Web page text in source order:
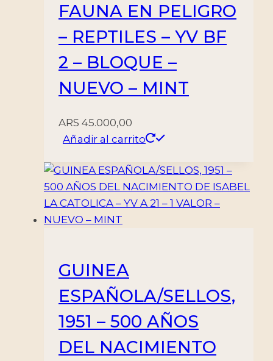
FAUNA EN PELIGRO
– REPTILES – YV BF
2 – BLOQUE –
NUEVO – MINT
ARS 45.000,00
Añadir al carrito
GUINEA
ESPAÑOLA/SELLOS,
1951 – 500 AÑOS
DEL NACIMIENTO